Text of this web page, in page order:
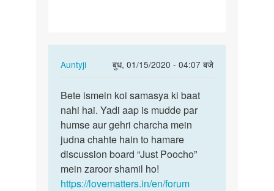
Auntyji
बुध, 01/15/2020 - 04:07 बजे
In
to
Sir
ager
koi
ladki
hmari…
by
Bete
ismein
koi
samasya
ki…
Bete ismein koi samasya ki baat
nahi hai. Yadi aap is mudde par
humse aur gehri charcha mein
judna chahte hain to hamare
discussion board “Just Poocho”
mein zaroor shamil ho!
https://lovematters.in/en/forum